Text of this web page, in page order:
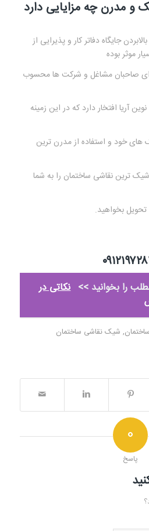
و مدرن چه مزایایی دارد
جایگاه دفاتر کار و پذیرایی از
موثر بوده
صاحبان مشاغل و شرکت ها محسوب
آریا افتخار دارد که در این زمینه
های خود و استفاده از مدرن ترین
ترین نقاشی ساختمان را به شما
بخواهید.
را بخوانید >> نکاتی در
, شيک نقاشی ساختمان
0
پاسخ